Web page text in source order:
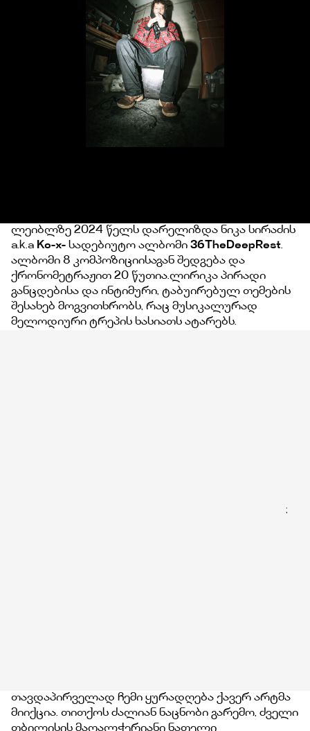
ლეიბლზე 2024 წელს დარელიზდა ნიკა სირაძის
a.k.a Ko-x- სადებიუტო ალბომი 36TheDeepRest.
ალბომი 8 კომპოზიციისაგან შედგება და
ქრონომეტრაჟით 20 წუთია.ლირიკა პირადი
განცდებისა და ინტიმური, ტაბუირებულ თემების
შესახებ მოგვითხრობს, რაც მუსიკალურად
მელოდიური ტრეპის ხასიათს ატარებს.
;
თავდაპირველად ჩემი ყურადღება ქავერ არტმა
მიიქცია. თითქოს ძალიან ნაცნობი გარემო, ძველი
თბილისის მაღალჭერიანი ნათელი